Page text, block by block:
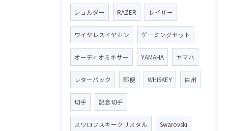
ショルダー RAZER レイザー
ワイヤレスイヤホン ゲーミングセット
オーディオミキサー YAMAHA ヤマハ
レターパック 郵便 WHISKEY 白州
切手 記念切手
スワロフスキークリスタル Swarovski